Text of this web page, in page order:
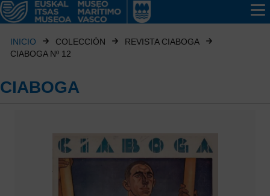
INICIO COLECCIÓN
REVISTA CIABOGA
CIABOGA Nº 12
CIABOGA